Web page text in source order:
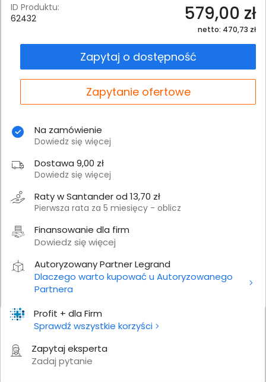
Profit + dla Firm
Sprawdź wszystkie korzyści
Zapytaj eksperta
Zadaj pytanie
ID Produktu:
62432
579,00 zł
netto: 470,73 zł
Zapytaj o dostępność
Zapytanie ofertowe
Na zamówienie
Dowiedz się więcej
Dostawa 9,00 zł
Dowiedz się więcej
Raty w Santander od 13,70 zł
Pierwsza rata za 5 miesięcy - oblicz
Finansowanie dla firm
Dowiedz się więcej
Autoryzowany Partner Legrand
Dlaczego warto kupować u Autoryzowanego
Partnera